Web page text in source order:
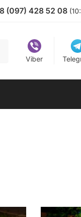
(097) 428 52 08
Viber